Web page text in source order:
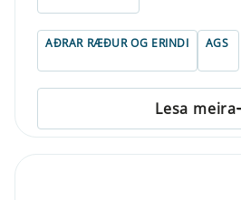
AÐRAR RÆÐUR OG ERINDI AGS
Lesa meira